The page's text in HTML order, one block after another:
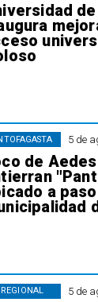
5 de
de
a
5 de
REGIONAL